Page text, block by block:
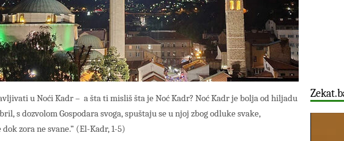
u Noći Kadr – a šta ti misliš šta je Noć Kadr? Noć Kadr je bolja od hiljadu
s dozvolom Gospodara svoga, spuštaju se u njoj zbog odluke svake,
zora ne svane.” (El-Kadr, 1-5)